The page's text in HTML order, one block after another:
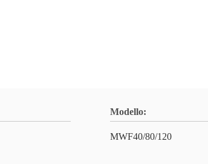
Modello:
MWF40/80/120